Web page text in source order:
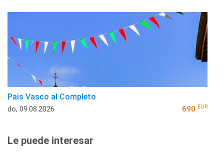
Pais Vasco al Completo
do, 09.08.2026 690 EUR
Le puede interesar